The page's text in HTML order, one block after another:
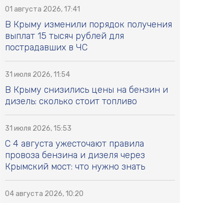
01 августа 2026, 17:41
В Крыму изменили порядок получения
выплат 15 тысяч рублей для
пострадавших в ЧС
31 июля 2026, 11:54
В Крыму снизились цены на бензин и
дизель: сколько стоит топливо
31 июля 2026, 15:53
С 4 августа ужесточают правила
провоза бензина и дизеля через
Крымский мост: что нужно знать
04 августа 2026, 10:20